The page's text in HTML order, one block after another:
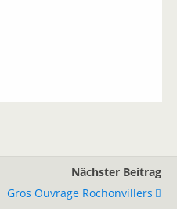
Nächster Beitrag
Gros Ouvrage Rochonvillers